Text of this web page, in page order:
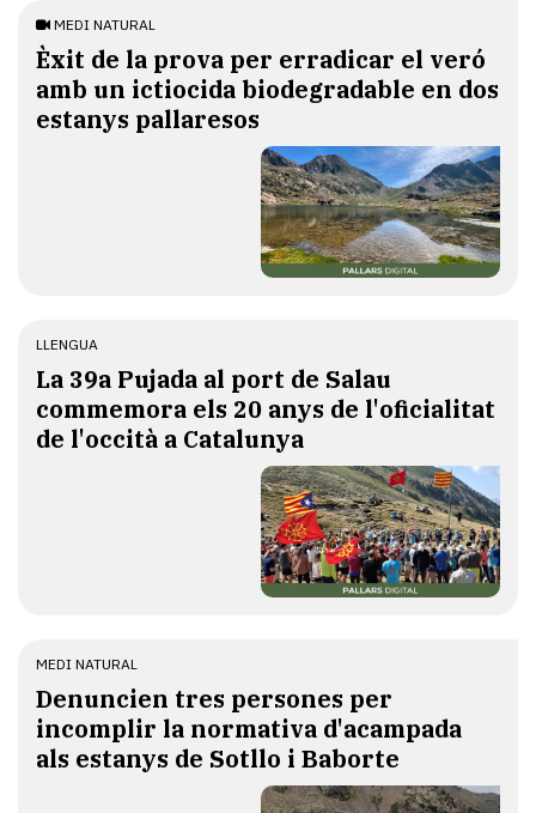
MEDI NATURAL
Èxit de la prova per erradicar el veró
amb un ictiocida biodegradable en dos
estanys pallaresos
LLENGUA
​La 39a Pujada al port de Salau
commemora els 20 anys de l'oficialitat
de l'occità a Catalunya
MEDI NATURAL
Denuncien tres persones per
incomplir la normativa d'acampada
als estanys de Sotllo i Baborte